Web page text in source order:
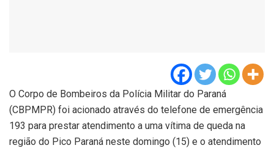
O Corpo de Bombeiros da Polícia Militar do Paraná
(CBPMPR) foi acionado através do telefone de emergência
193 para prestar atendimento a uma vítima de queda na
região do Pico Paraná neste domingo (15) e o atendimento